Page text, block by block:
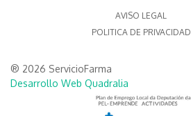
AVISO LEGAL
POLITICA DE PRIVACIDAD
® 2026 ServicioFarma
Desarrollo Web Quadralia